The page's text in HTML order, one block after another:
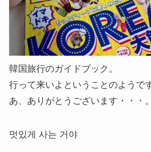
韓国旅行のガイドブック。
行って来いよということのようです
あ、ありがとうございます・・・。
멋있게 사는 거야